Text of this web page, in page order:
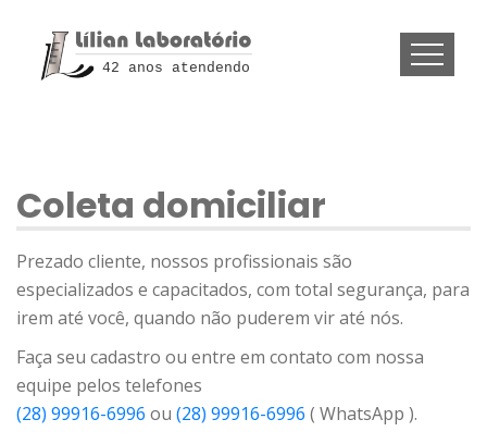
42 anos atendendo
Coleta domiciliar
Prezado cliente, nossos profissionais são
especializados e capacitados, com total segurança, para
irem até você, quando não puderem vir até nós.
Faça seu cadastro ou entre em contato com nossa
equipe pelos telefones
(28) 99916-6996 ou (28) 99916-6996 ( WhatsApp ).